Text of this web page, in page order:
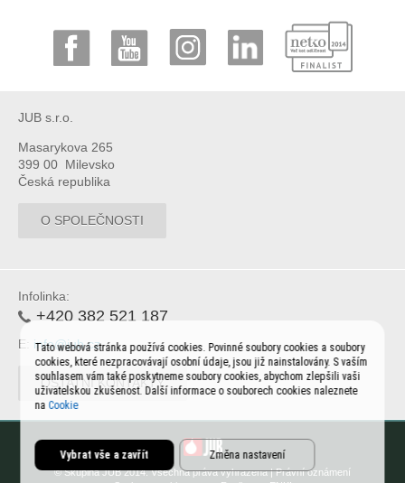
JUB s.r.o.
Masarykova 265
399 00 Milevsko
Česká republika
O SPOLEČNOSTI
Infolinka:
+420 382 521 187
E: info@jub.cz
OSTATNÍ KONTAKTY
© Skupina JUB 2014. Všechna práva vyhrazena |Právní oznámení
Tato webová stránka používá cookies. Povinné soubory cookies a soubory
cookies, které nezpracovávají osobní údaje, jsou již nainstalovány. S vaším
souhlasem vám také poskytneme soubory cookies, abychom zlepšili vaši
uživatelskou zkušenost. Další informace o souborech cookies naleznete
na Cookie
Změna nastavení
Vybrat vše a zavřít